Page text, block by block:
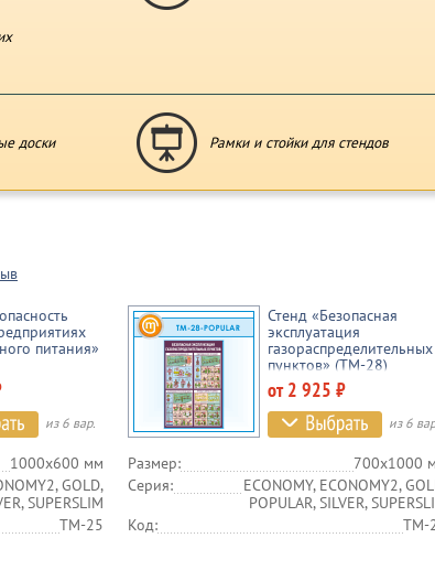
доски Рамки и стойки для стендов
питания»
из 6 вар.
1000х600 мм
GOLD,
SUPERSLIM
TM-25
Стенд «Безопасная
эксплуатация
газораспределительных
пунктов» (TM-28)
от 2 925 ₽
из 6
Размер:
700х1000
Серия:
ECONOMY, ECONOMY2,
POPULAR, SILVER,
Код:
TM-